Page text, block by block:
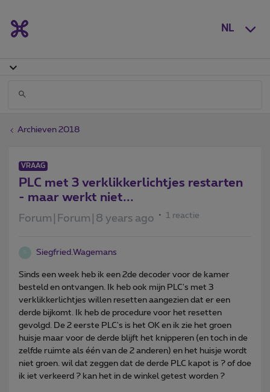
NL
Archieven 2018
VRAAG
PLC met 3 verklikkerlichtjes restarten
- maar werkt niet...
Forum|Forum|8 years ago 1 reactie
S Siegfried.Wagemans
Sinds een week heb ik een 2de decoder voor de kamer
besteld en ontvangen. Ik heb ook mijn PLC's met 3
verklikkerlichtjes willen resetten aangezien dat er een
derde bijkomt. Ik heb de procedure voor het resetten
gevolgd. De 2 eerste PLC's is het OK en ik zie het groen
huisje maar voor de derde blijft het knipperen (en toch in de
zelfde ruimte als één van de 2 anderen) en het huisje wordt
niet groen. wil dat zeggen dat de derde PLC kapot is ? of doe
ik iet verkeerd ? kan het in de winkel getest worden ?